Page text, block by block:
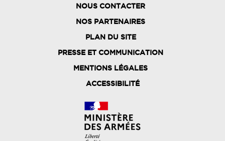
FOOTER
MENU
NOUS CONTACTER
NOS PARTENAIRES
PLAN DU SITE
PRESSE ET COMMUNICATION
MENTIONS LÉGALES
ACCESSIBILITÉ